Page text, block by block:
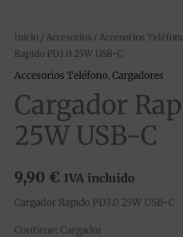
Inicio / Accesorios / Accesorios
Rapido PD3.0 25W USB-C
Accesorios Teléfono,Cargadores
Cargador
25W USB-C
9,90 € IVA incluido
Cargador Rapido PD3.0 25W USB-C
Contiene: Cargador